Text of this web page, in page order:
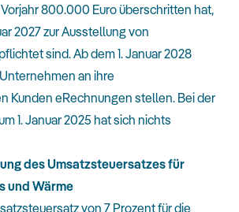
800.000 Euro überschritten hat,
2027 zur Ausstellung von
sind. Ab dem 1. Januar 2028
an ihre
Kunden eRechnungen stellen. Bei der
1. Januar 2025 hat sich nichts
des Umsatzsteuersatzes für
und Wärme
von 7 Prozent für die